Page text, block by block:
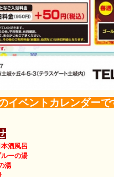
イベントカレンダーで
酒風呂
ーの湯
湯